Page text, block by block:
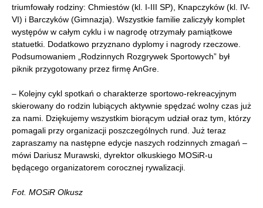
triumfowały rodziny: Chmiestów (kl. I-III SP), Knapczyków (kl. IV-
VI) i Barczyków (Gimnazja). Wszystkie familie zaliczyły komplet
występów w całym cyklu i w nagrodę otrzymały pamiątkowe
statuetki. Dodatkowo przyznano dyplomy i nagrody rzeczowe.
Podsumowaniem „Rodzinnych Rozgrywek Sportowych” był
piknik przygotowany przez firmę AnGre.
– Kolejny cykl spotkań o charakterze sportowo-rekreacyjnym
skierowany do rodzin lubiących aktywnie spędzać wolny czas już
za nami. Dziękujemy wszystkim biorącym udział oraz tym, którzy
pomagali przy organizacji poszczególnych rund. Już teraz
zapraszamy na następne edycje naszych rodzinnych zmagań –
mówi Dariusz Murawski, dyrektor olkuskiego MOSiR-u
będącego organizatorem corocznej rywalizacji.
Fot. MOSiR Olkusz